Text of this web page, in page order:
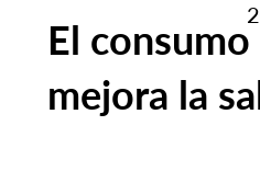
El
mejora la